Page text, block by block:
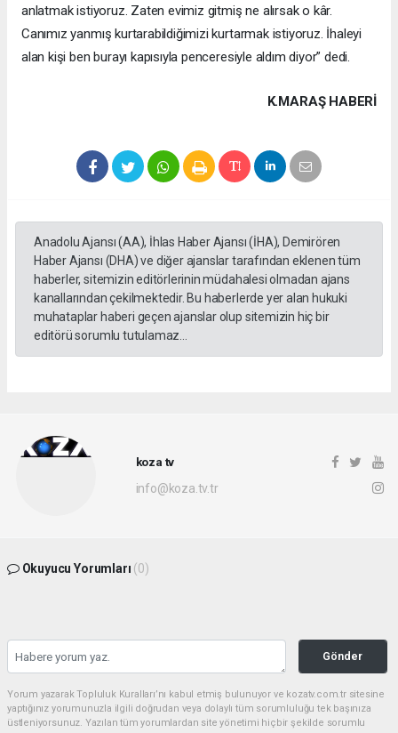
anlatmak istiyoruz. Zaten evimiz gitmiş ne alırsak o kâr.
Canımız yanmış kurtarabildiğimizi kurtarmak istiyoruz. İhaleyi
alan kişi ben burayı kapısıyla penceresiyle aldım diyor” dedi.
K.MARAŞ HABERİ
Anadolu Ajansı (AA), İhlas Haber Ajansı (İHA), Demirören
Haber Ajansı (DHA) ve diğer ajanslar tarafından eklenen tüm
haberler, sitemizin editörlerinin müdahalesi olmadan ajans
kanallarından çekilmektedir. Bu haberlerde yer alan hukuki
muhataplar haberi geçen ajanslar olup sitemizin hiç bir
editörü sorumlu tutulamaz...
koza tv
info@koza.tv.tr
Okuyucu Yorumları (0)
Gönder
Yorum yazarak Topluluk Kuralları’nı kabul etmiş bulunuyor ve kozatv.com.tr sitesine
yaptığınız yorumunuzla ilgili doğrudan veya dolaylı tüm sorumluluğu tek başınıza
üstleniyorsunuz. Yazılan tüm yorumlardan site yönetimi hiçbir şekilde sorumlu